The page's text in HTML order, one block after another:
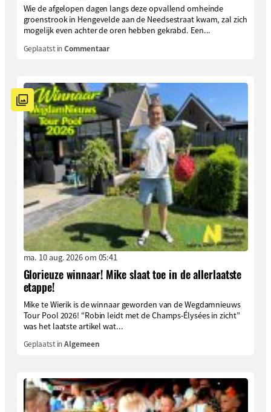
Wie de afgelopen dagen langs deze opvallend omheinde
groenstrook in Hengevelde aan de Needsestraat kwam, zal zich
mogelijk even achter de oren hebben gekrabd. Een...
Geplaatst inCommentaar
ma. 10 aug. 2026 om 05:41
Glorieuze winnaar! Mike slaat toe in de allerlaatste
etappe!
Mike te Wierik is de winnaar geworden van de Wegdamnieuws
Tour Pool 2026! “Robin leidt met de Champs-Élysées in zicht”
was het laatste artikel wat...
Geplaatst inAlgemeen